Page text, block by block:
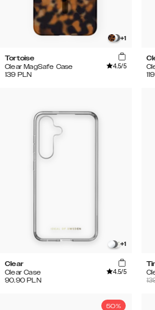
+1
Tortoise
Clear MagSafe Case
4.5/5
139 PLN 119
+1
Clear
Clear Case
4.5/5
90.90 PLN
50%